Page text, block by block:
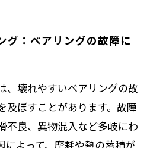
グ：ベアリングの故障に
、壊れやすいベアリングの故
及ぼすことがあります。故障
不良、異物混入など多岐にわ
によって、摩耗や熱の蓄積が